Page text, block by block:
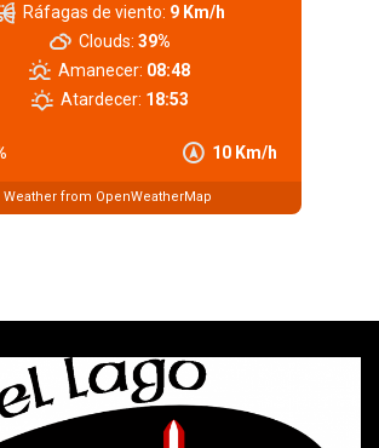
10 Km/h
Ráfagas de viento: 9 Km/h
Clouds: 39%
Amanecer: 08:48
Atardecer: 18:53
Weather from OpenWeatherMap